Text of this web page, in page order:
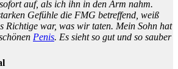
auf, als ich ihn in den Arm nahm.
Gefühle die FMG betreffend, weiß
Richtige war, was wir taten. Mein Sohn hat
Penis. Es sieht so gut und so sauber